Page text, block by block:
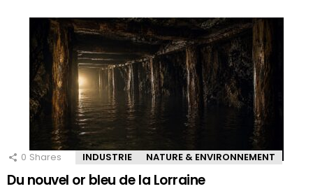
0 Shares INDUSTRIE NATURE & ENVIRONNEMENT
Du nouvel or bleu de la Lorraine